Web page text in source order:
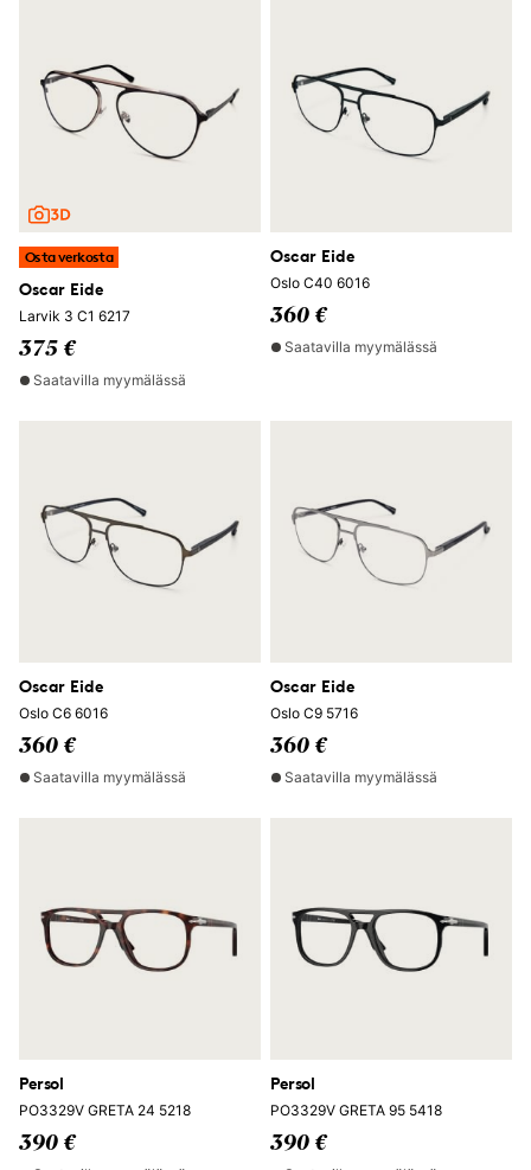
Osta verkosta
Oscar Eide
Larvik 3 C1 6217
375 €
Saatavilla myymälässä
Oscar Eide
Oslo C40 6016
360 €
Saatavilla myymälässä
Oscar Eide
Oslo C6 6016
360 €
Saatavilla myymälässä
Oscar Eide
Oslo C9 5716
360 €
Saatavilla myymälässä
Persol
PO3329V GRETA 24 5218
390 €
Persol
PO3329V GRETA 95 5418
390 €